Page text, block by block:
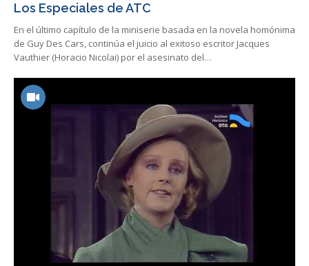
Los Especiales de ATC
En el último capítulo de la miniserie basada en la novela homónima
de Guy Des Cars, continúa el juicio al exitoso escritor Jacques
Vauthier (Horacio Nicolai) por el asesinato del…